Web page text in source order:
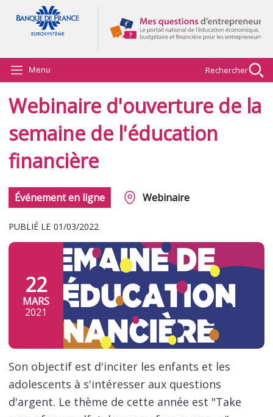
Aller au contenu principal
Menu Rechercher
Webinaire d'ouverture de la
semaine de l'éducation
financière
Événement en ligne Webinaire
PUBLIÉ LE 01/03/2022
22
MARS
2021
Son objectif est d'inciter les enfants et les
adolescents à s'intéresser aux questions
d'argent. Le thème de cette année est "Take